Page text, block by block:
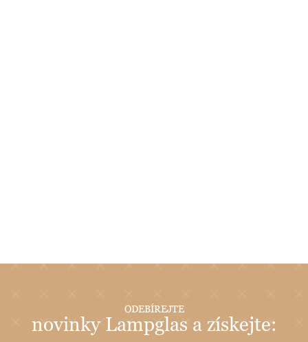
ODEBÍREJTE
novinky Lampglas a získejte: